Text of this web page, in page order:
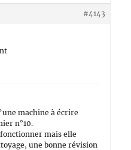
#4143
machine à écrire
n°10.
mais elle
une bonne révision